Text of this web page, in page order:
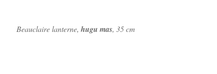
Beauclaire lanterne,hugu mas, 35 cm